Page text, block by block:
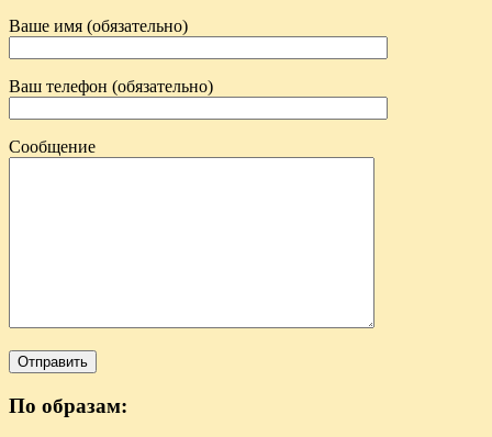
Ваше имя (обязательно)
Ваш телефон (обязательно)
Сообщение
По образам: